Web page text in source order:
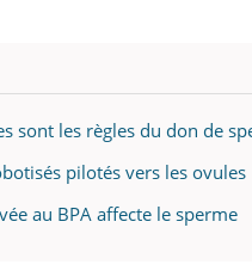
sont les règles du don de
pilotés vers les ovules
au BPA affecte le sperme